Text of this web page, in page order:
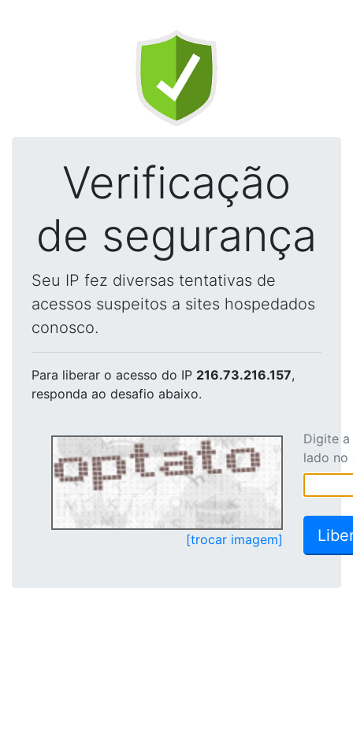
Verificação
de segurança
Seu IP fez diversas tentativas de
acessos suspeitos a sites hospedados
conosco.
Para liberar o acesso do IP 216.73.216.157,
responda ao desafio abaixo.
[trocar imagem]
Digite
lado no